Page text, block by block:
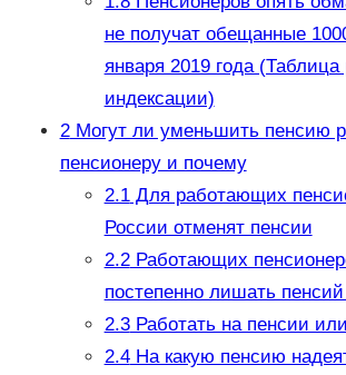
не получат обещанные
января 2019 года (Таблица
индексации)
2Могут ли уменьшить пенсию
пенсионеру и почему
2.1Для работающих
России отменят пенсии
2.2Работающих
постепенно лишать
2.3Работать на пенсии
2.4На какую пенсию